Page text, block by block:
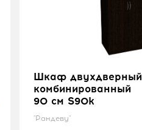
Шкаф двухдверный
комбинированный
90 см S90k
"Рандеву"